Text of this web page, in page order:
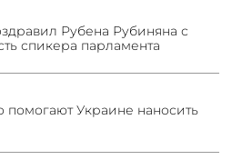
Рубена Рубиняна с
спикера парламента
Украине наносить